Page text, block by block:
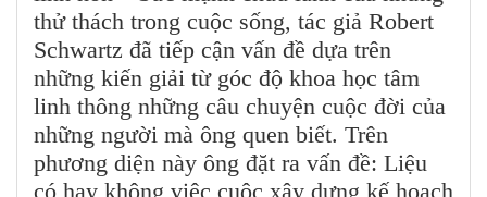
thử thách trong cuộc sống, tác giả Robert
Schwartz đã tiếp cận vấn đề dựa trên
những kiến giải từ góc độ khoa học tâm
linh thông những câu chuyện cuộc đời của
những người mà ông quen biết. Trên
phương diện này ông đặt ra vấn đề: Liệu
có hay không việc cuộc xây dựng kế hoạch